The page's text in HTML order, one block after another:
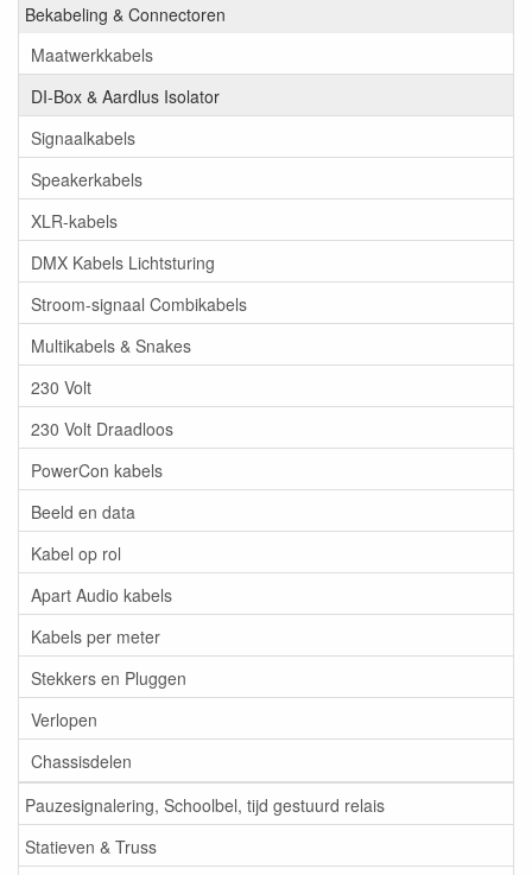
Bekabeling & Connectoren
Maatwerkkabels
DI-Box & Aardlus Isolator
Signaalkabels
Speakerkabels
XLR-kabels
DMX Kabels Lichtsturing
Stroom-signaal Combikabels
Multikabels & Snakes
230 Volt
230 Volt Draadloos
PowerCon kabels
Beeld en data
Kabel op rol
Apart Audio kabels
Kabels per meter
Stekkers en Pluggen
Verlopen
Chassisdelen
Pauzesignalering, Schoolbel, tijd gestuurd relais
Statieven & Truss